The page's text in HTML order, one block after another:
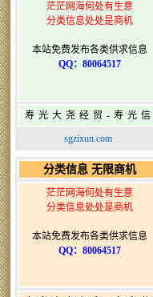
茫茫网海何处有生意
分类信息处处是商机
本站免费发布各类供求信息
QQ：80064517
寿光大尧经贸-寿光信
息网-免费信息发布网-
sgzixun.com
分类信息 无限商机
茫茫网海何处有生意
分类信息处处是商机
本站免费发布各类供求信息
QQ：80064517